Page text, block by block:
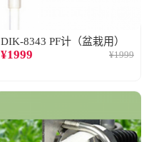
DIK-8343 PF计（盆栽用）
¥1999 ¥1999